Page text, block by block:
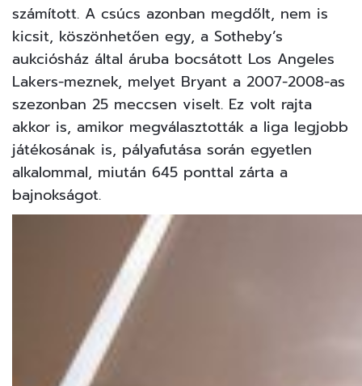
számított. A csúcs azonban megdőlt, nem is
kicsit, köszönhetően egy, a Sotheby’s
aukciósház által áruba bocsátott Los Angeles
Lakers-meznek, melyet Bryant a 2007-2008-as
szezonban 25 meccsen viselt. Ez volt rajta
akkor is, amikor megválasztották a liga legjobb
játékosának is, pályafutása során egyetlen
alkalommal, miután 645 ponttal zárta a
bajnokságot.